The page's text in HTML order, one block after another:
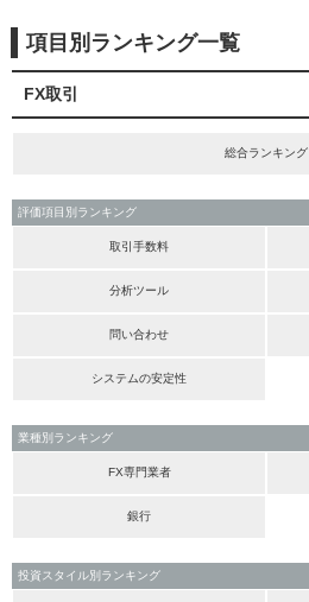
項目別ランキング一覧
FX取引
総合ランキング
評価項目別ランキング
取引手数料
分析ツール
問い合わせ
システムの安定性
業種別ランキング
FX専門業者
銀行
投資スタイル別ランキング